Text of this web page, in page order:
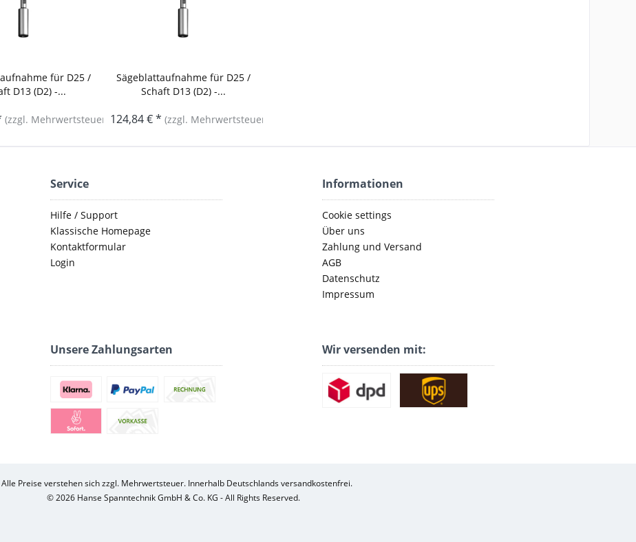
für D25 /
D13 (D2) -...
(zzgl. Mehrwertsteuer)
Sägeblattaufnahme für D25 /
Schaft D13 (D2) -...
124,84 € *(zzgl. Mehrwertsteuer)
Service
Hilfe / Support
Klassische Homepage
Kontaktformular
Login
Informationen
Cookie settings
Über uns
Zahlung und Versand
AGB
Datenschutz
Impressum
Unsere Zahlungsarten Wir versenden mit:
Preise verstehen sich zzgl. Mehrwertsteuer. Innerhalb Deutschlands versandkostenfrei.
© 2026 Hanse Spanntechnik GmbH & Co. KG - All Rights Reserved.